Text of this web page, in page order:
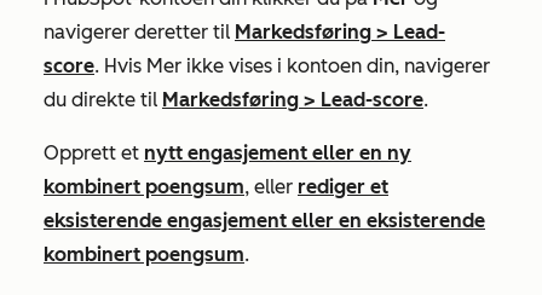
navigerer deretter til Markedsføring > Lead-
score. Hvis Mer ikke vises i kontoen din, navigerer
du direkte til Markedsføring > Lead-score.
Opprett et nytt engasjement eller en ny
kombinert poengsum, eller rediger et
eksisterende engasjement eller en eksisterende
kombinert poengsum.